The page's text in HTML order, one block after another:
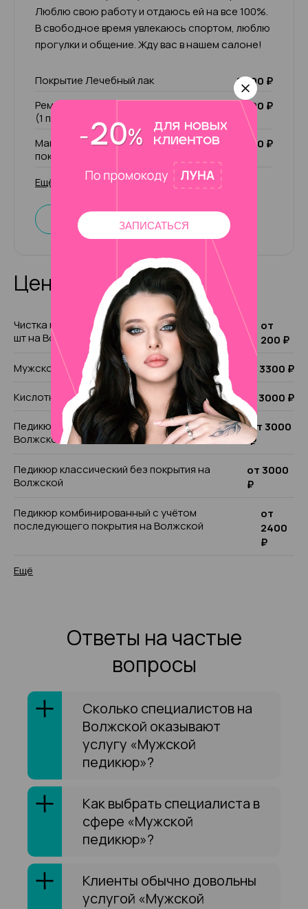
Люблю свою работу и отдаюсь ей на все 100%.
В свободное время увлекаюсь спортом, люблю
прогулки и общение. Жду вас в нашем салоне!
Покрытие Лечебный лак
1 000 ₽
Ремонт ногтя (1 пальчик)/ чужой ремонт
(1 пальчик)
200 ₽
Маникюр комбинированный без
покрытия
2 000 ₽
Ещё 31 услуга
Записаться
Цены на услуги
Чистка натоптыша/чистка подногтевой мозоли 1
шт на Волжской
от
200 ₽
Мужской педикюр на Волжской
от 3300 ₽
Кислотный педикюр на Волжской
от 3000 ₽
Педикюр комбинированный без покрытия на
Волжской
от 3000
₽
Педикюр классический без покрытия на
Волжской
от 3000
₽
Педикюр комбинированный с учётом
последующего покрытия на Волжской
от
2400
₽
Ещё
Ответы на частые
вопросы
Сколько специалистов на
Волжской оказывают
услугу «Мужской
педикюр»?
Как выбрать специалиста в
сфере «Мужской
педикюр»?
Клиенты обычно довольны
услугой «Мужской
ЗАПИСАТЬСЯ